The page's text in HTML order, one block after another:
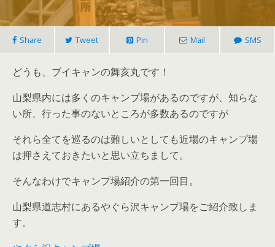
Share Tweet Pin Mail SMS
どうも、ブイキャンの舞亥丸です！
山梨県内には多くのキャンプ場があるのですが、知らな
い所、行った事のないところが多数あるのですが
それら全てを巡るのは難しいとしても近場のキャンプ場
は押さえておきたいと思い立ちまして。
そんなわけでキャンプ場紹介の第一回目。
山梨県道志村にあるやぐら沢キャンプ場をご紹介致しま
す。